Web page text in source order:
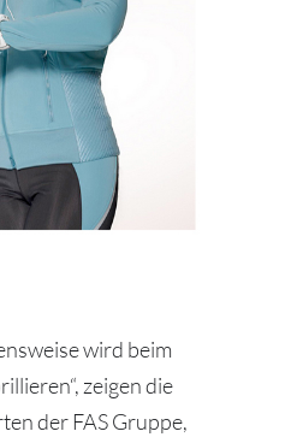
wird beim
zeigen die
der FAS Gruppe,